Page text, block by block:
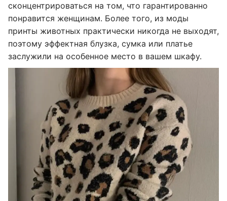
сконцентрироваться на том, что гарантированно
понравится женщинам. Более того, из моды
принты животных практически никогда не выходят,
поэтому эффектная блузка, сумка или платье
заслужили на особенное место в вашем шкафу.